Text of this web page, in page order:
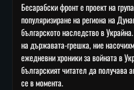
Бесарабски фронт е проект на
популяризиране на региона на
българското наследство в
на държавата-грешка, ние
ежедневни хроники за войната в
българският читател да получава
се в момента.